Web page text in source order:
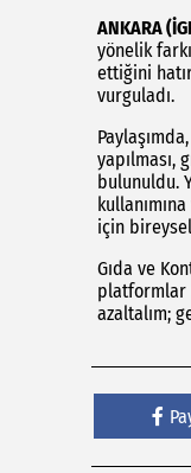
ANKARA
yönelik
ettiğini
vurguladı.
yapılması,
bulunuldu.
için
Gıda ve
platformlar
azaltalım;